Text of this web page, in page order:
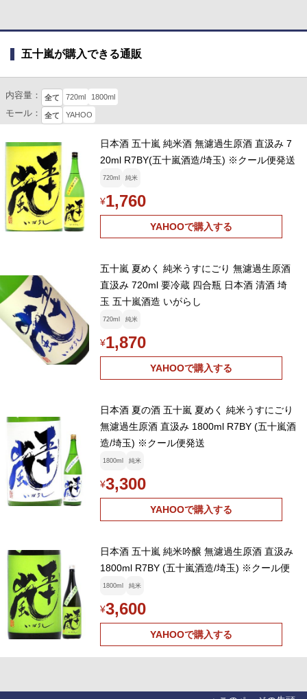
五十嵐が購入できる通販
内容量： 全て 720ml 1800ml
モール： 全て YAHOO
日本酒 五十嵐 純米酒 無濾過生原酒 直汲み 7
20ml R7BY(五十嵐酒造/埼玉) ※クール便発送
720ml 純米
¥1,760
YAHOOで購入する
五十嵐 夏めく 純米うすにごり 無濾過生原酒
直汲み 720ml 要冷蔵 四合瓶 日本酒 清酒 埼
玉 五十嵐酒造 いがらし
720ml 純米
¥1,870
YAHOOで購入する
日本酒 夏の酒 五十嵐 夏めく 純米うすにごり
無濾過生原酒 直汲み 1800ml R7BY (五十嵐酒
造/埼玉) ※クール便発送
1800ml 純米
¥3,300
YAHOOで購入する
日本酒 五十嵐 純米吟醸 無濾過生原酒 直汲み
1800ml R7BY (五十嵐酒造/埼玉) ※クール便
1800ml 純米
¥3,600
YAHOOで購入する